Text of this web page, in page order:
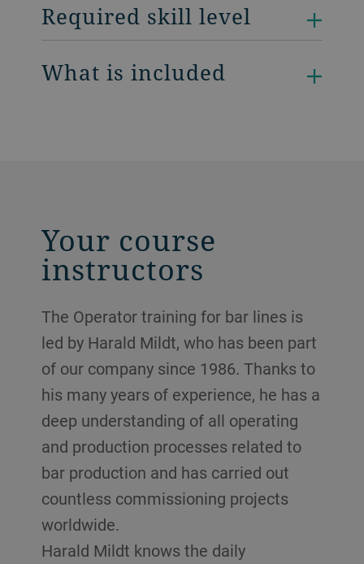
Required skill level
What is included
Your course
instructors
The Operator training for bar lines is
led by Harald Mildt, who has been part
of our company since 1986. Thanks to
his many years of experience, he has a
deep understanding of all operating
and production processes related to
bar production and has carried out
countless commissioning projects
worldwide.
Harald Mildt knows the daily